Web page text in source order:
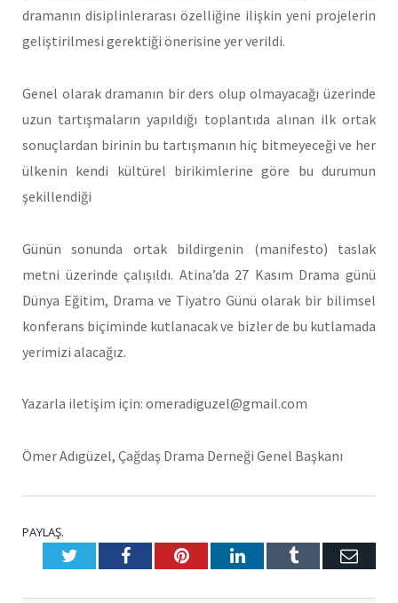
dramanın disiplinlerarası özelliğine ilişkin yeni projelerin
geliştirilmesi gerektiği önerisine yer verildi.
Genel olarak dramanın bir ders olup olmayacağı üzerinde
uzun tartışmaların yapıldığı toplantıda alınan ilk ortak
sonuçlardan birinin bu tartışmanın hiç bitmeyeceği ve her
ülkenin kendi kültürel birikimlerine göre bu durumun
şekillendiği
Günün sonunda ortak bildirgenin (manifesto) taslak
metni üzerinde çalışıldı. Atina’da 27 Kasım Drama günü
Dünya Eğitim, Drama ve Tiyatro Günü olarak bir bilimsel
konferans biçiminde kutlanacak ve bizler de bu kutlamada
yerimizi alacağız.
Yazarla iletişim için: omeradiguzel@gmail.com
Ömer Adıgüzel, Çağdaş Drama Derneği Genel Başkanı
PAYLAŞ.
TwitterFacebookPinterestLinkedInTumblr E-